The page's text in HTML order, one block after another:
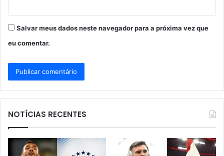
Salvar meus dados neste navegador para a próxima vez que
eu comentar.
NOTÍCIAS RECENTES